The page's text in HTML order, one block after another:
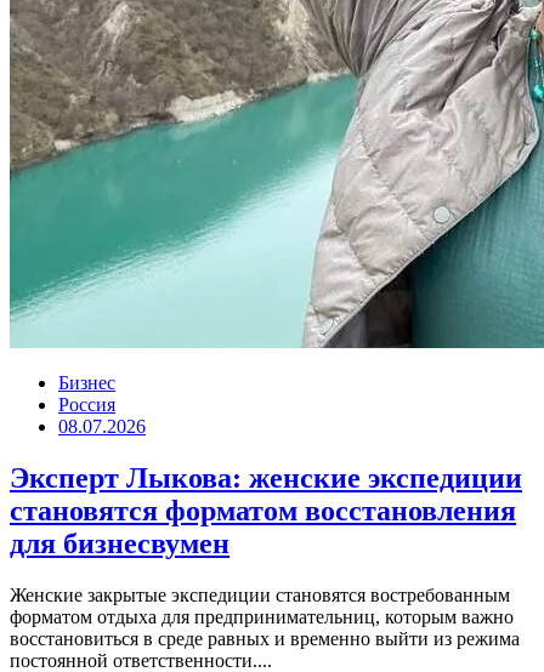
Бизнес
Россия
08.07.2026
Эксперт Лыкова: женские экспедиции
становятся форматом восстановления
для бизнесвумен
Женские закрытые экспедиции становятся востребованным
форматом отдыха для предпринимательниц, которым важно
восстановиться в среде равных и временно выйти из режима
постоянной ответственности....